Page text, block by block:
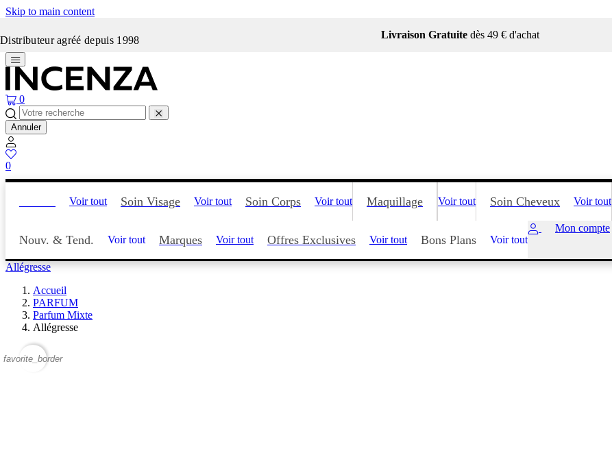
Skip to main content
Distributeur agréé depuis 1998Incenza fait peau neuve Livraison Gratuitedès 49 € d'achat
0
Annuler
0
Voir tout Soin Visage Voir tout Soin Corps Voir tout Maquillage Voir tout Soin Cheveux Voir tout
Nouv. & Tend. Voir tout Marques Voir tout Offres Exclusives Voir tout Bons Plans Voir tout
Mon compte
Allégresse
Accueil
PARFUM
Parfum Mixte
Allégresse
favorite_border